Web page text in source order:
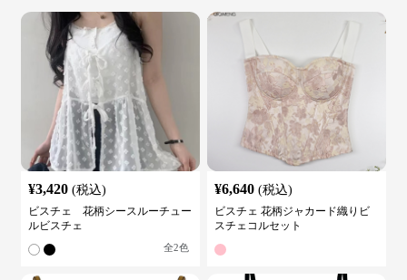
¥3,420 (税込)
ビスチェ 花柄シースルーチュー
ルビスチェ
全2色
¥6,640 (税込)
ビスチェ 花柄ジャカード織りビ
スチェコルセット